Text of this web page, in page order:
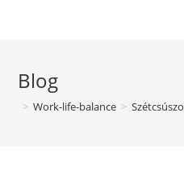
Blog
> Work-life-balance >